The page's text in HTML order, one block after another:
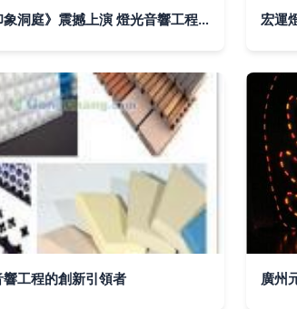
1.2億打造的《印象洞庭》震撼上演 燈光音響工程的幕后解密
工程的創新引領者